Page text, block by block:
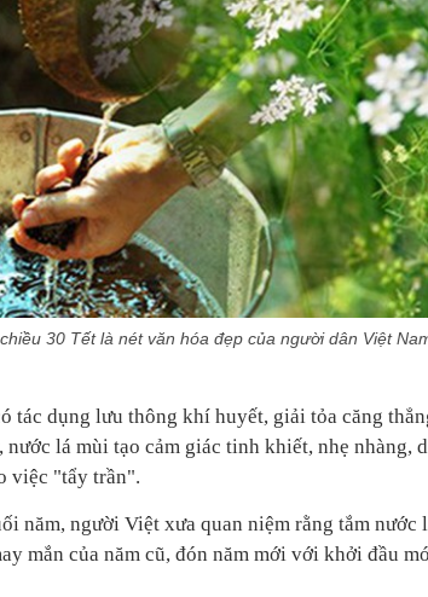
30 Tết là nét văn hóa đẹp của người dân Việt
tác dụng lưu thông khí huyết, giải tỏa căng
lá mùi tạo cảm giác tinh khiết, nhẹ nhàng,
việc "tẩy trần".
năm, người Việt xưa quan niệm rằng tắm nước
mắn của năm cũ, đón năm mới với khởi đầu